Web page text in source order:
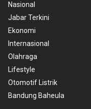
Nasional
Jabar Terkini
Ekonomi
Internasional
Olahraga
Lifestyle
Otomotif Listrik
Bandung Baheula